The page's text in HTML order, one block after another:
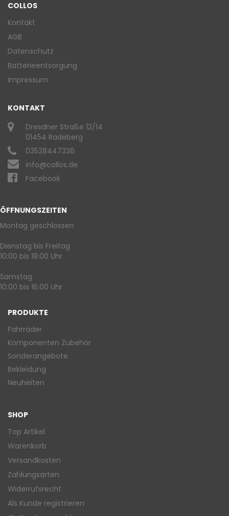
COLLOS
Kontakt
AGB
Datenschutz
Batterieentsorgung
Impressum
KONTAKT
Dresdner Straße 12/14
01454 Radeberg
03528447336
info@collos.de
Facebook
ÖFFNUNGSZEITEN
Montag geschlossen
Dienstag bis Freitag
10:00 bis 18:00 Uhr
Samstag
10:00 bis 16:00 Uhr
PRODUKTE
Fahrräder
Komponenten Zubehör
Sonderangebote
Bekleidung
Neuheiten
SHOP
Top Artikel
Warenkorb
Versandkosten
Zahlungsarten
Widerrufsrecht
Als Kunde registrieren